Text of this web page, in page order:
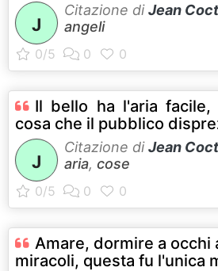
J
Citazione diJean
angeli
Il bello ha l'aria
cosa che il pubblico
J
Citazione diJean
aria, cose
Amare, dormire a occhi
miracoli, questa fu l'unica